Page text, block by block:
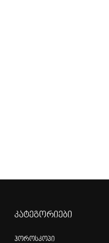
კატეგორიები
ჰოროსკოპი